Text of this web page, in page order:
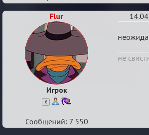
Flur
Игрок
6
Re:
не
Сообщений: 7 550